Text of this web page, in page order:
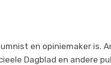
en opiniemaker is.
Dagblad en andere